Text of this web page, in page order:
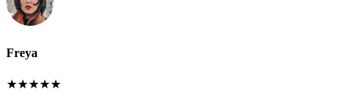
Freya
★★★★★